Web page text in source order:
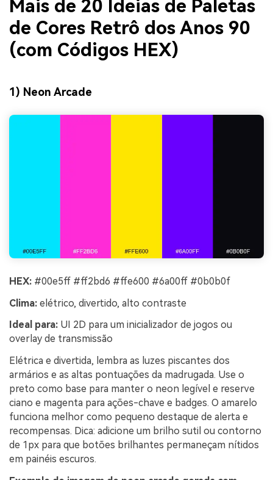
Mais de 20 Ideias de Paletas
de Cores Retrô dos Anos 90
(com Códigos HEX)
1) Neon Arcade
HEX: #00e5ff #ff2bd6 #ffe600 #6a00ff #0b0b0f
Clima: elétrico, divertido, alto contraste
Ideal para: UI 2D para um inicializador de jogos ou
overlay de transmissão
Elétrica e divertida, lembra as luzes piscantes dos
armários e as altas pontuações da madrugada. Use o
preto como base para manter o neon legível e reserve
ciano e magenta para ações-chave e badges. O amarelo
funciona melhor como pequeno destaque de alerta e
recompensas. Dica: adicione um brilho sutil ou contorno
de 1px para que botões brilhantes permaneçam nítidos
em painéis escuros.